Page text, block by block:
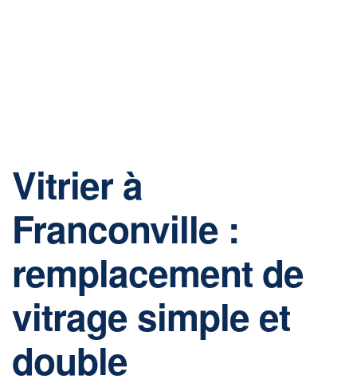
Vitrier à
Franconville :
remplacement de
vitrage simple et
double